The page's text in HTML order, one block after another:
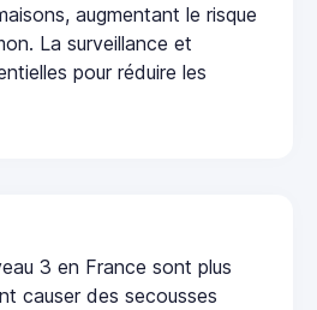
augmentant le risque
La surveillance et
pour réduire les
3 en France sont plus
causer des secousses